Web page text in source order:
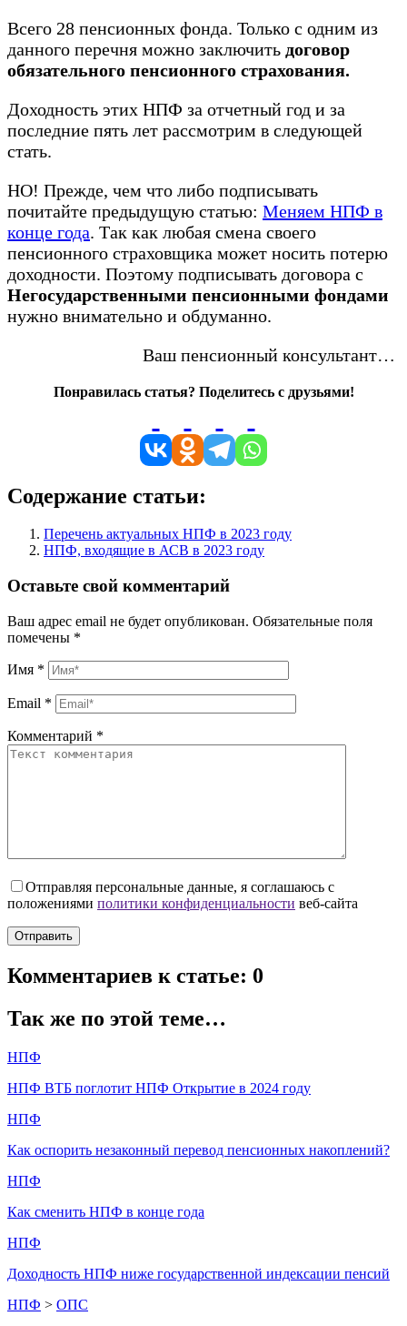
Всего 28 пенсионных фонда. Только с одним из
данного перечня можно заключить договор
обязательного пенсионного страхования.
Доходность этих НПФ за отчетный год и за
последние пять лет рассмотрим в следующей
стать.
НО! Прежде, чем что либо подписывать
почитайте предыдущую статью: Меняем НПФ в
конце года. Так как любая смена своего
пенсионного страховщика может носить потерю
доходности. Поэтому подписывать договора с
Негосударственными пенсионными фондами
нужно внимательно и обдуманно.
Ваш пенсионный консультант…
Понравилась статья? Поделитесь с друзьями!
Содержание статьи:
Перечень актуальных НПФ в 2023 году
НПФ, входящие в АСВ в 2023 году
Оставьте свой комментарий
Ваш адрес email не будет опубликован. Обязательные поля
помечены *
Имя *
Email *
Комментарий *
Отправляя персональные данные, я соглашаюсь с
положениями политики конфиденциальности веб-сайта
Комментариев к статье: 0
Так же по этой теме…
НПФ
НПФ ВТБ поглотит НПФ Открытие в 2024 году
НПФ
Как оспорить незаконный перевод пенсионных накоплений?
НПФ
Как сменить НПФ в конце года
НПФ
Доходность НПФ ниже государственной индексации пенсий
НПФ > ОПС